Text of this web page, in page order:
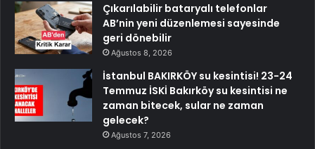
Çıkarılabilir bataryalı telefonlar
AB’nin yeni düzenlemesi sayesinde
geri dönebilir
Ağustos 8, 2026
İstanbul BAKIRKÖY su kesintisi! 23-24
Temmuz İSKİ Bakırköy su kesintisi ne
zaman bitecek, sular ne zaman
gelecek?
Ağustos 7, 2026